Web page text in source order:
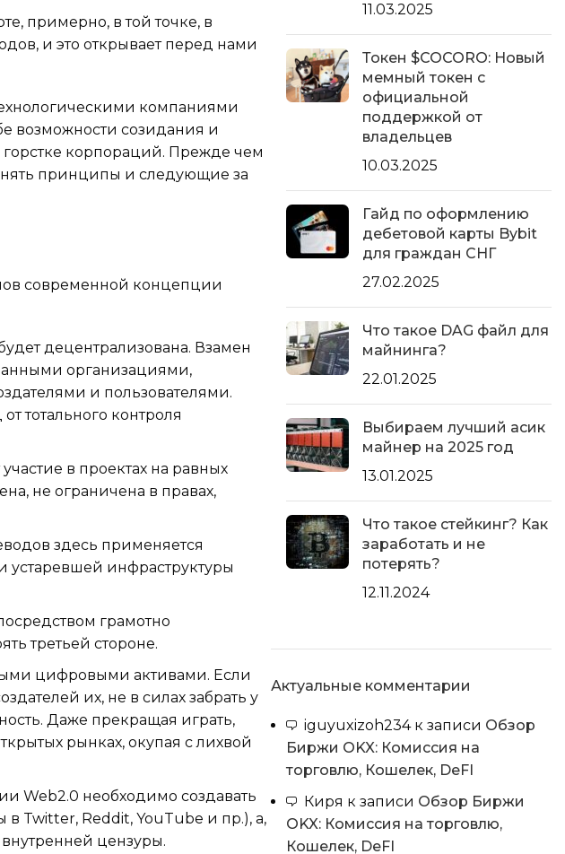
примерно, в той точке, в
и это открывает перед нами
компаниями
возможности созидания и
горстке корпораций. Прежде чем
принципы и следующие за
современной концепции
децентрализована. Взамен
организациями,
и пользователями.
тотального контроля
в проектах на равных
не ограничена в правах,
здесь применяется
устаревшей инфраструктуры
грамотно
третьей стороне.
цифровыми активами. Если
их, не в силах забрать у
Даже прекращая играть,
рынках, окупая с лихвой
Web2.0 необходимо создавать
Twitter, Reddit, YouTube и пр.), а,
цензуры.
11.03.2025
Токен $COCORO: Новый
мемный токен с
официальной
поддержкой от
владельцев
10.03.2025
Гайд по оформлению
дебетовой карты Bybit
для граждан СНГ
27.02.2025
Что такое DAG файл для
майнинга?
22.01.2025
Выбираем лучший асик
майнер на 2025 год
13.01.2025
Что такое стейкинг? Как
заработать и не
потерять?
12.11.2024
Актуальные комментарии
iguyuxizoh234к записи Обзор
Биржи OKX: Комиссия на
торговлю, Кошелек, DeFI
Киря к записи Обзор Биржи
OKX: Комиссия на торговлю,
Кошелек, DeFI